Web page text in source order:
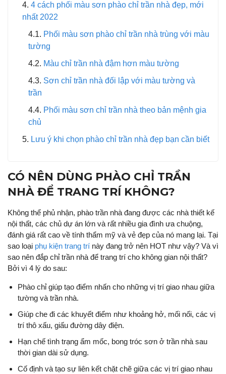
4 cách phối màu sơn phào chỉ trần nhà đẹp, mới
nhất 2022
Phối màu sơn phào chỉ trần nhà trùng với màu
tường
Màu chỉ trần nhà đậm hơn màu tường
Sơn chỉ trần nhà đối lập với màu tường và
trần
Phối màu sơn chỉ trần nhà theo bản mệnh gia
chủ
Lưu ý khi chọn phào chỉ trần nhà đẹp bạn cần biết
CÓ NÊN DÙNG PHÀO CHỈ TRẦN
NHÀ ĐỂ TRANG TRÍ KHÔNG?
Không thể phủ nhận, phào trần nhà đang được các nhà thiết kế
nội thất, các chủ dự án lớn và rất nhiều gia đình ưa chuộng,
đánh giá rất cao về tính thẩm mỹ và vẻ đẹp của nó mang lại. Tại
sao loại phụ kiện trang trí này đang trở nên HOT như vậy? Và vì
sao nên đắp chỉ trần nhà để trang trí cho không gian nội thất?
Bởi vì 4 lý do sau:
Phào chỉ giúp tạo điểm nhấn cho những vị trí giao nhau giữa
tường và trần nhà.
Giúp che đi các khuyết điểm như khoảng hở, mối nối, các vị
trí thô xấu, giấu đường dây điện.
Hạn chế tình trạng ẩm mốc, bong tróc sơn ở trần nhà sau
thời gian dài sử dụng.
Cố định và tạo sự liên kết chặt chẽ giữa các vị trí giao nhau